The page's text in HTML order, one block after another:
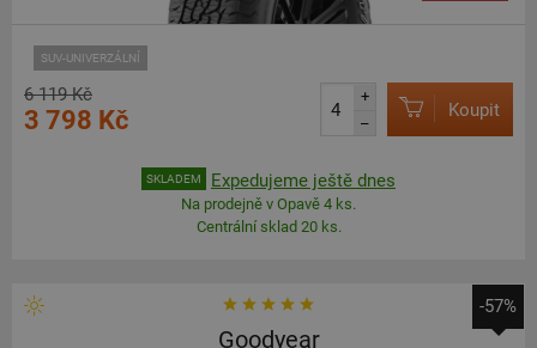
SUV-UNIVERZÁLNÍ
6 119 Kč
3 798 Kč
+
–
Koupit
SKLADEM Expedujeme ještě dnes
Na prodejně v Opavě 4 ks.
Centrální sklad 20 ks.
-57%
Goodyear